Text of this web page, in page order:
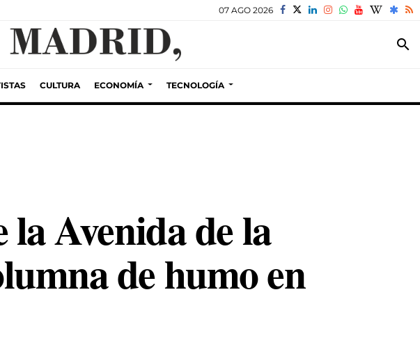
07 AGO 2026
search
CULTURA ECONOMÍA TECNOLOGÍA
Avenida de la
de humo en